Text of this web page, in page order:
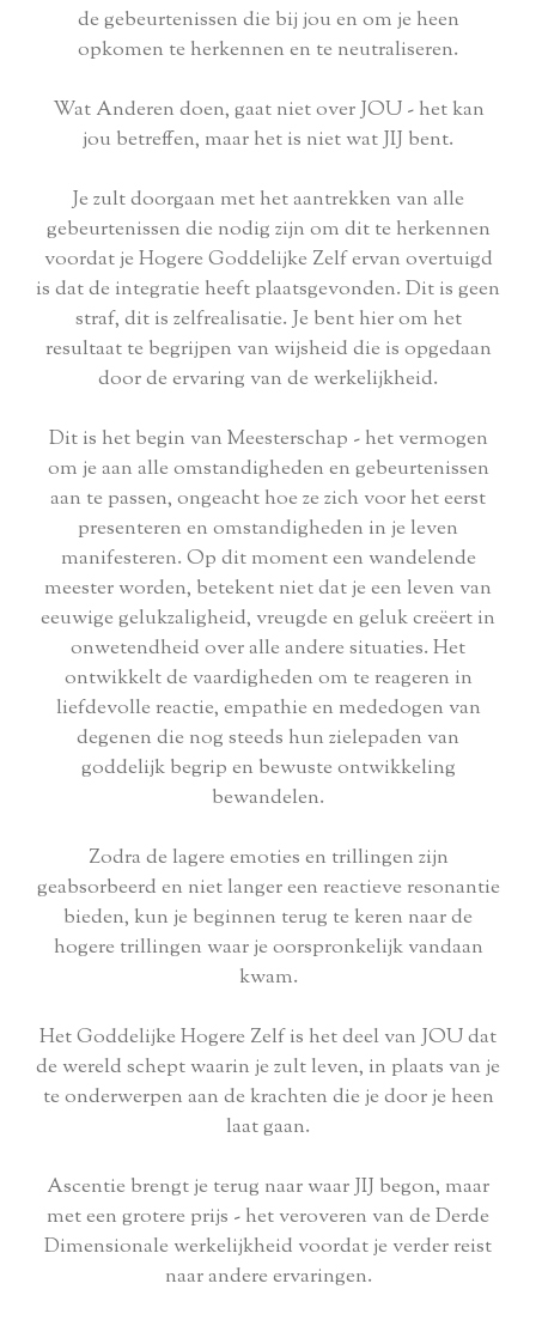
de gebeurtenissen die bij jou en om je heen
opkomen te herkennen en te neutraliseren.
Wat Anderen doen, gaat niet over JOU - het kan
jou betreffen, maar het is niet wat JIJ bent.
Je zult doorgaan met het aantrekken van alle
gebeurtenissen die nodig zijn om dit te herkennen
voordat je Hogere Goddelijke Zelf ervan overtuigd
is dat de integratie heeft plaatsgevonden. Dit is geen
straf, dit is zelfrealisatie. Je bent hier om het
resultaat te begrijpen van wijsheid die is opgedaan
door de ervaring van de werkelijkheid.
Dit is het begin van Meesterschap - het vermogen
om je aan alle omstandigheden en gebeurtenissen
aan te passen, ongeacht hoe ze zich voor het eerst
presenteren en omstandigheden in je leven
manifesteren. Op dit moment een wandelende
meester worden, betekent niet dat je een leven van
eeuwige gelukzaligheid, vreugde en geluk creëert in
onwetendheid over alle andere situaties. Het
ontwikkelt de vaardigheden om te reageren in
liefdevolle reactie, empathie en mededogen van
degenen die nog steeds hun zielepaden van
goddelijk begrip en bewuste ontwikkeling
bewandelen.
Zodra de lagere emoties en trillingen zijn
geabsorbeerd en niet langer een reactieve resonantie
bieden, kun je beginnen terug te keren naar de
hogere trillingen waar je oorspronkelijk vandaan
kwam.
Het Goddelijke Hogere Zelf is het deel van JOU dat
de wereld schept waarin je zult leven, in plaats van je
te onderwerpen aan de krachten die je door je heen
laat gaan.
Ascentie brengt je terug naar waar JIJ begon, maar
met een grotere prijs - het veroveren van de Derde
Dimensionale werkelijkheid voordat je verder reist
naar andere ervaringen.